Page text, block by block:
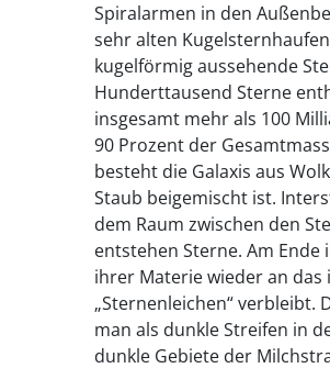
Spiralarmen in den
sehr alten
kugelförmig aussehende
Hunderttausend Sterne
insgesamt mehr als 100
90 Prozent der
besteht die Galaxis aus
Staub beigemischt ist.
dem Raum zwischen den
entstehen Sterne. Am Ende
ihrer Materie wieder an
„Sternenleichen“ verbleibt.
man als dunkle Streifen in
dunkle Gebiete der